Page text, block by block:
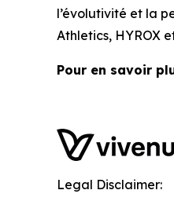
l’évolutivité et la
Athletics, HYROX
Pour en savoir
Legal Disclaimer: